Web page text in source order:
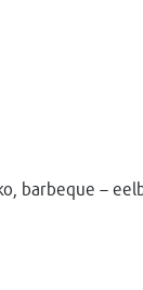
barbeque –